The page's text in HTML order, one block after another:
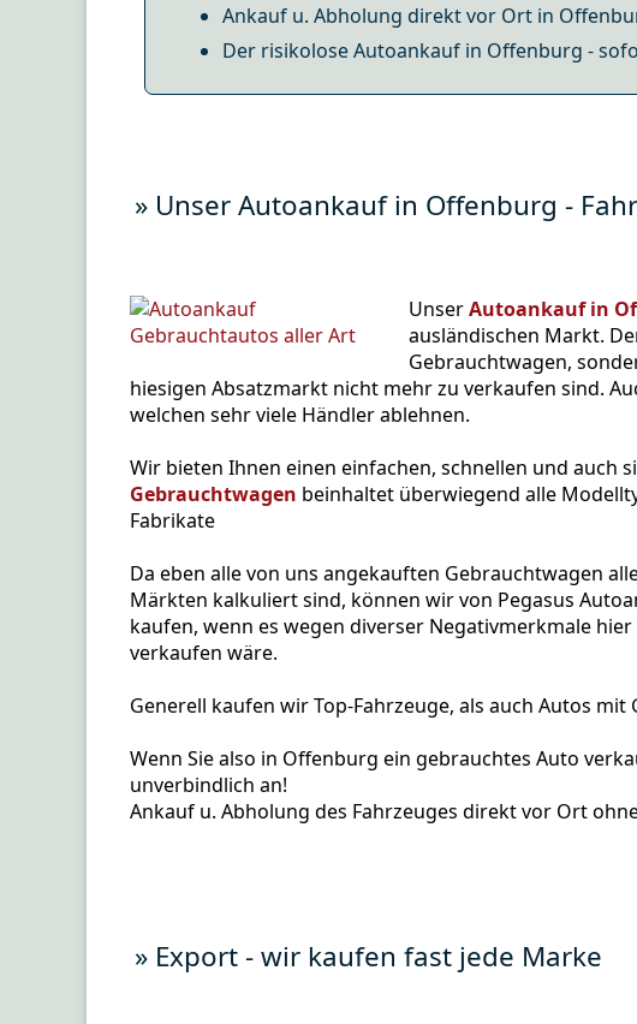
Ankauf u. Abholung direkt vor Ort in
Der risikolose Autoankauf in Offenburg -
» Unser Autoankauf in Offenburg -
UnserAutoankauf in
ausländischen Markt.
Gebrauchtwagen,
hiesigen Absatzmarkt nicht mehr zu verkaufen sind.
welchen sehr viele Händler ablehnen.
Wir bieten Ihnen einen einfachen, schnellen und auch
Gebrauchtwagen beinhaltet überwiegend alle
Fabrikate
Da eben alle von uns angekauften Gebrauchtwagen
Märkten kalkuliert sind, können wir von Pegasus
kaufen, wenn es wegen diverser Negativmerkmale
verkaufen wäre.
Generell kaufen wir Top-Fahrzeuge, als auch Autos
Wenn Sie also in Offenburg ein gebrauchtes Auto
unverbindlich an!
Ankauf u. Abholung des Fahrzeuges direkt vor Ort
» Export - wir kaufen fast jede Marke